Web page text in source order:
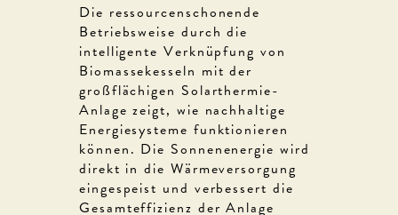
Die ressourcenschonende
Betriebsweise durch die
intelligente Verknüpfung von
Biomassekesseln mit der
großflächigen Solarthermie-
Anlage zeigt, wie nachhaltige
Energiesysteme funktionieren
können. Die Sonnenenergie wird
direkt in die Wärmeversorgung
eingespeist und verbessert die
Gesamteffizienz der Anlage